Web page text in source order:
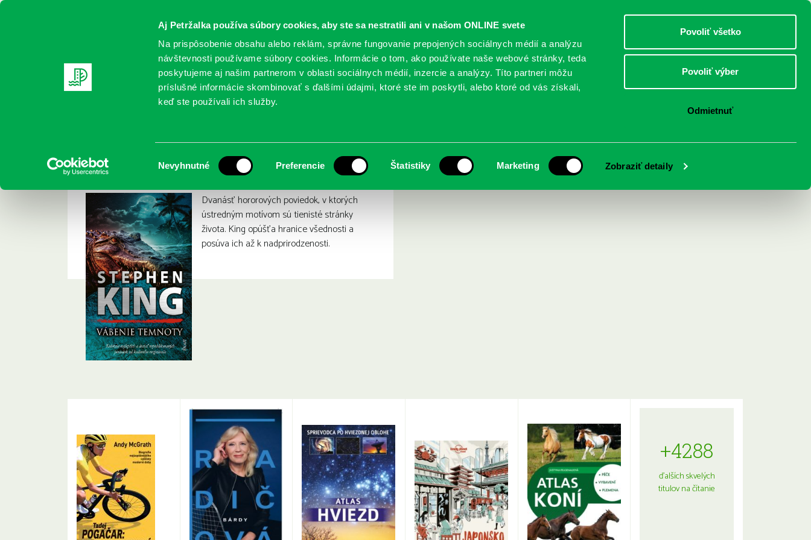
Aj Petržalka používa súbory cookies, aby ste sa nestratili ani v našom ONLINE svete
Na prispôsobenie obsahu alebo reklám, správne fungovanie prepojených sociálnych médií a analýzu
návštevnosti používame súbory cookies. Informácie o tom, ako používate naše webové stránky, teda
poskytujeme aj našim partnerom v oblasti sociálnych médií, inzercie a analýzy. Títo partneri môžu
príslušné informácie skombinovať s ďalšími údajmi, ktoré ste im poskytli, alebo ktoré od vás získali,
keď ste používali ich služby.
súhlasu
Nevyhnutné Preferencie Štatistiky Marketing Zobraziť detaily
Povoliť všetko
Povoliť výber
Odmietnuť
DOSPELÍ
REGISTRUJTE SA ONLINE KATALÓGY SLUŽBY PODUJATIA POBOČKY O KNIŽNICI
King, Stephen: Vábenie temnoty
Dvanásť hororových poviedok, v ktorých
ústredným motívom sú tienisté stránky
života. King opúšťa hranice všednosti a
posúva ich až k nadprirodzenosti.
+4288
ďalších skvelých
titulov na čítanie